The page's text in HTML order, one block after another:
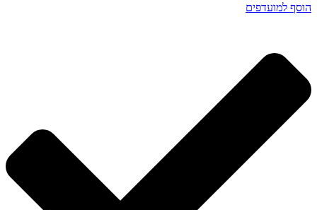
הוסף למועדפים